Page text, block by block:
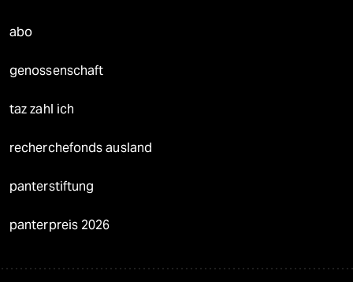
abo
genossenschaft
taz zahl ich
recherchefonds ausland
panterstiftung
panterpreis 2026